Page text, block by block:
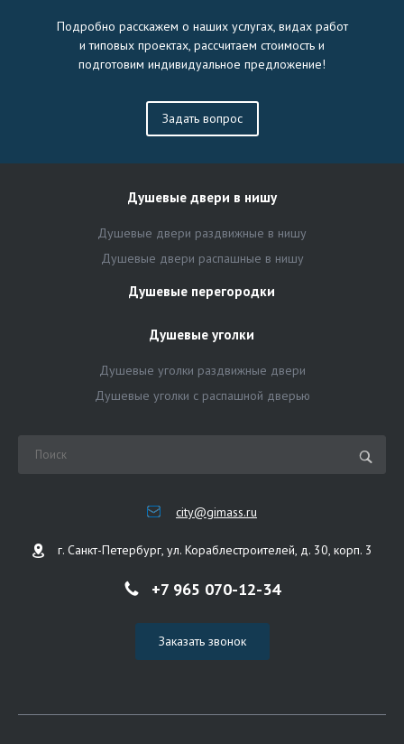
Подробно расскажем о наших услугах, видах работ
и типовых проектах, рассчитаем стоимость и
подготовим индивидуальное предложение!
Задать вопрос
Душевые двери в нишу
Душевые двери раздвижные в нишу
Душевые двери распашные в нишу
Душевые перегородки
Душевые уголки
Душевые уголки раздвижные двери
Душевые уголки с распашной дверью
city@gimass.ru
г. Санкт-Петербург, ул. Кораблестроителей, д. 30, корп. 3
+7 965 070-12-34
Заказать звонок